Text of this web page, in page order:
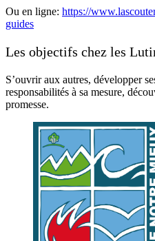
Ou en ligne: https://
guides
Les objectifs chez les
S’ouvrir aux autres, développer
responsabilités à sa mesure,
promesse.